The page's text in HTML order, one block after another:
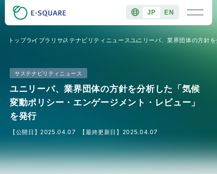
JP EN
トップライブラリ サステナビリティニュースユニリーバ、業界団体の方針
サステナビリティニュース
ユニリーバ、業界団体の方針を分析した「気候
変動ポリシー・エンゲージメント・レビュー」
を発行
【公開日】 2025.04.07 【最終更新日】 2025.04.07